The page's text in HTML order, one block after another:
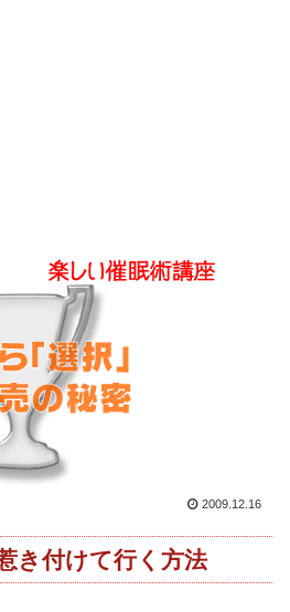
2009.12.16
き付けて行く方法